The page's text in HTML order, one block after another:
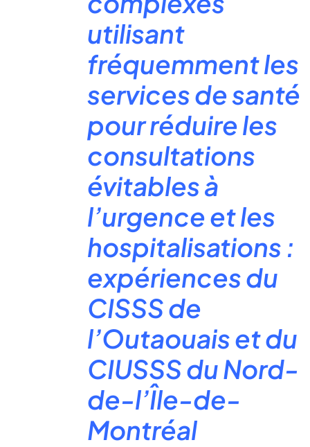
utilisant
fréquemment les
services de santé
pour réduire les
consultations
évitables à
l’urgence et les
hospitalisations :
expériences du
CISSS de
l’Outaouais et du
CIUSSS du Nord-
de-l’Île-de-
Montréal